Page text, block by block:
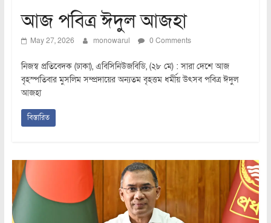
আজ পবিত্র ঈদুল আজহা
May 27, 2026 monowarul 0 Comments
নিজস্ব প্রতিবেদক (ঢাকা), এবিসিনিউজবিডি, (২৮ মে) : সারা দেশে আজ
বৃহস্পতিবার মুসলিম সম্প্রদায়ের অন্যতম বৃহত্তম ধর্মীয় উৎসব পবিত্র ঈদুল
আজহা
বিস্তারিত